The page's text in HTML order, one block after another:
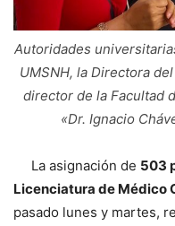
Autoridades
UMSNH, la Directora
director de la Facultad
«Dr. Ignacio
La asignación de 503
Licenciatura de Médico
pasado lunes y martes,